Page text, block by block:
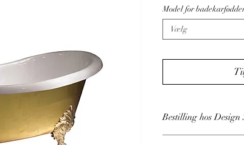
Model for
Vælg
Bestilling hos